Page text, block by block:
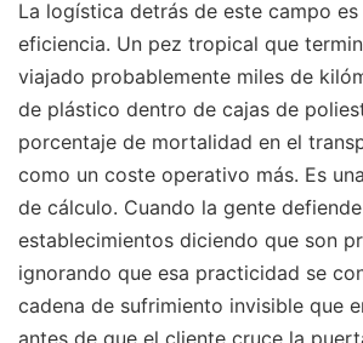
La logística detrás de este campo
eficiencia. Un pez tropical que
viajado probablemente miles de
de plástico dentro de cajas de
porcentaje de mortalidad en el
como un coste operativo más. Es
de cálculo. Cuando la gente
establecimientos diciendo que son
ignorando que esa practicidad se
cadena de sufrimiento invisible que
antes de que el cliente cruce la